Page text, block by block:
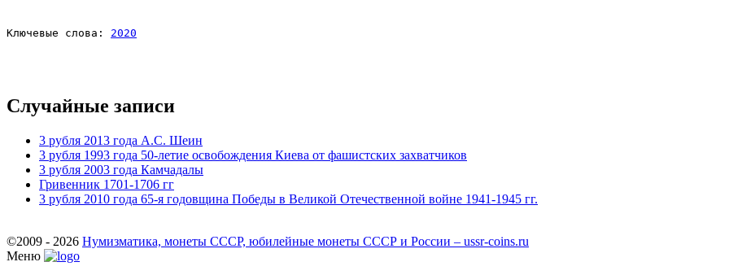
Ключевые слова: 2020
Случайные записи
3 рубля 2013 года А.С. Шеин
3 рубля 1993 года 50-летие освобождения Киева от фашистских захватчиков
3 рубля 2003 года Камчадалы
Гривенник 1701-1706 гг
3 рубля 2010 года 65-я годовщина Победы в Великой Отечественной войне 1941-1945 гг.
©2009 - 2026 Нумизматика, монеты СССР, юбилейные монеты СССР и России – ussr-coins.ru
Меню